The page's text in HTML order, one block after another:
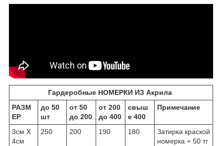
Гардеробные НОМЕРКИ ИЗ Акрила
РАЗМ
ЕР
до 50
шт
от 50
до 200
от 200
до 400
свыш
е 400
Примечание
3см Х
4см
250 200 190 180
Затирка краской
номерка + 50 тг